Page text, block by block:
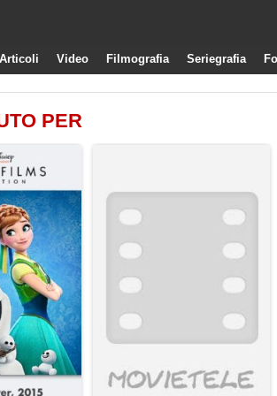
Video Filmografia Seriegrafia
PER